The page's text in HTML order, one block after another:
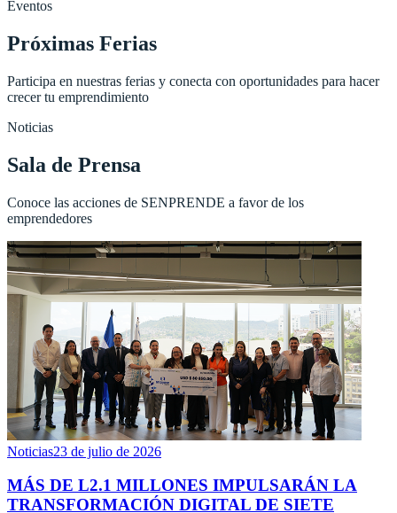
Eventos
Próximas Ferias
Participa en nuestras ferias y conecta con oportunidades para hacer
crecer tu emprendimiento
Noticias
Sala de Prensa
Conoce las acciones de SENPRENDE a favor de los
emprendedores
Noticias23 de julio de 2026
MÁS DE L2.1 MILLONES IMPULSARÁN LA
TRANSFORMACIÓN DIGITAL DE SIETE